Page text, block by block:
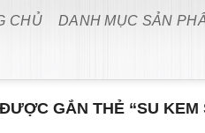
CHỦ DANH MỤC SẢN
GẮN THẺ “SU KEM